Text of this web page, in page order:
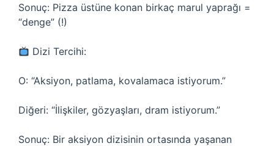
Sonuç: Pizza üstüne konan birkaç marul yaprağı =
“denge” (!)
Dizi Tercihi:
O: “Aksiyon, patlama, kovalamaca istiyorum.”
Diğeri: “İlişkiler, gözyaşları, dram istiyorum.”
Sonuç: Bir aksiyon dizisinin ortasında yaşanan